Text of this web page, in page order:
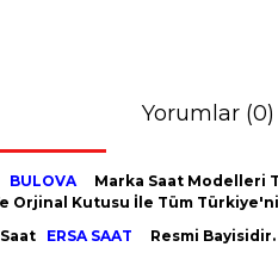
Yorumlar (0)
BULOVA Marka Saat Modelleri
Orjinal Kutusu İle Tüm
ERSA SAAT Resmi Bayisidir.